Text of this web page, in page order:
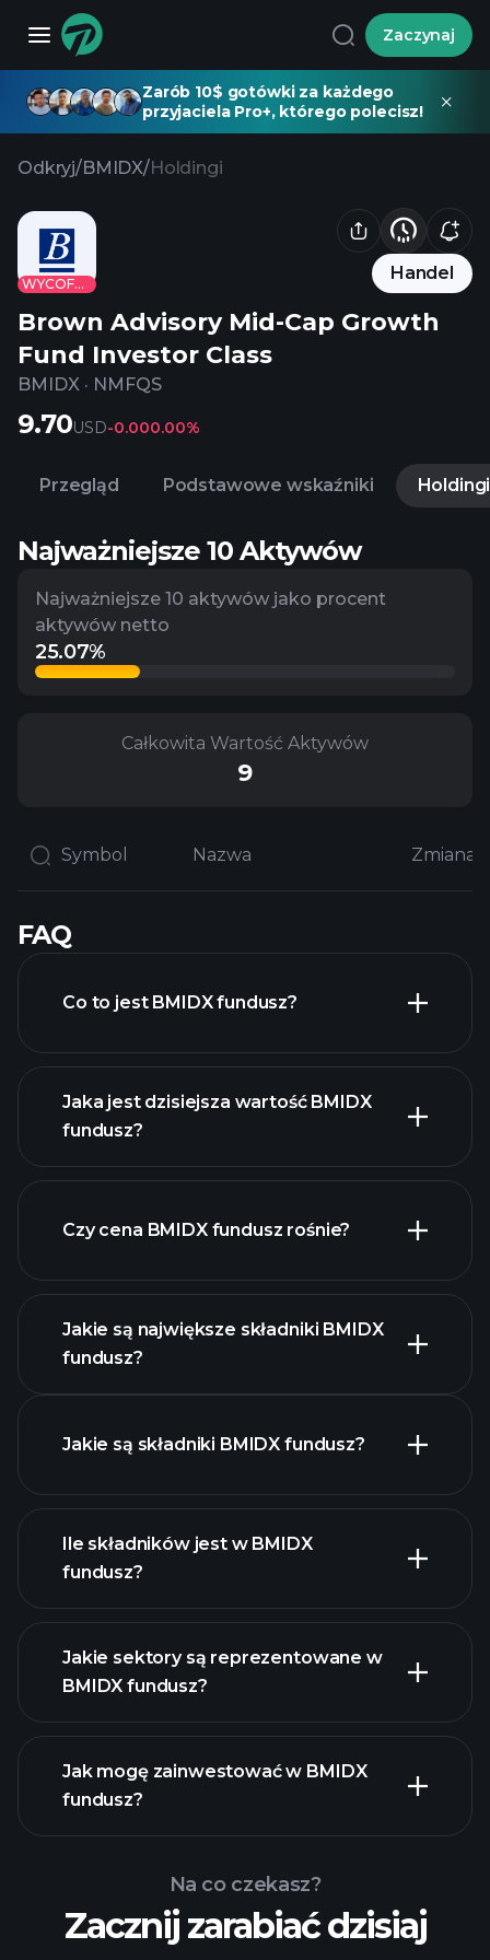
Zaczynaj
Zarób 10$ gotówki za każdego
przyjaciela Pro+, którego polecisz!
Odkryj/BMIDX/Holdingi
WYCOFANE
Handel
Brown Advisory Mid-Cap Growth
Fund Investor Class
BMIDX · NMFQS
9.70USD-0.000.00%
Przegląd Podstawowe wskaźniki Holdingi
Najważniejsze 10 Aktywów
Najważniejsze 10 aktywów jako procent
aktywów netto
25.07%
Całkowita Wartość Aktywów
9
Symbol Nazwa
FAQ
Co to jest BMIDX fundusz?
Jaka jest dzisiejsza wartość BMIDX
fundusz?
zaawansowanym wykresie
Czy cena BMIDX fundusz rośnie?
Jakie są największe składniki BMIDX
fundusz?
holdings
Jakie są składniki BMIDX fundusz?
holdings
Ile składników jest w BMIDX
fundusz?
Jakie sektory są reprezentowane w
BMIDX fundusz?
Jak mogę zainwestować w BMIDX
fundusz?
Na co czekasz?
Zacznij zarabiać dzisiaj